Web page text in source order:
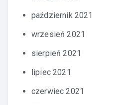
październik 2021
wrzesień 2021
sierpień 2021
lipiec 2021
czerwiec 2021